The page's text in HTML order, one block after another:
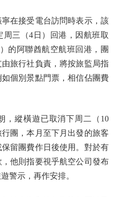
在接受電台訪問時表示，該
三（4日）回港，因航班取
的阿聯酋航空航班回港，團
旅行社負責，將按旅監局指
個別景點門票，相信佔團費
縱橫遊已取消下周二（10
團，本月至下月出發的旅客
留團費作日後使用。對於有
他則指要視乎航空公司發布
警示，再作安排。